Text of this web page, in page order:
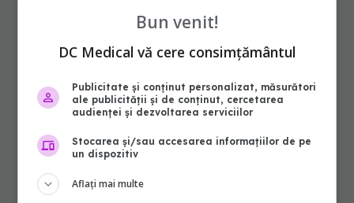
Bun venit!
DC Medical vă cere consimțământul
Publicitate și conținut personalizat, măsurători
ale publicității și de conținut, cercetarea
audienței și dezvoltarea serviciilor
Stocarea și/sau accesarea informațiilor de pe
un dispozitiv
Aflați mai multe